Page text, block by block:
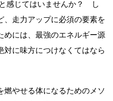
感じてはいませんか？ し
、走力アップに必須の要素を
めには、最強のエネルギー源
対に味方につけなくてはなら
燃やせる体になるためのメソ